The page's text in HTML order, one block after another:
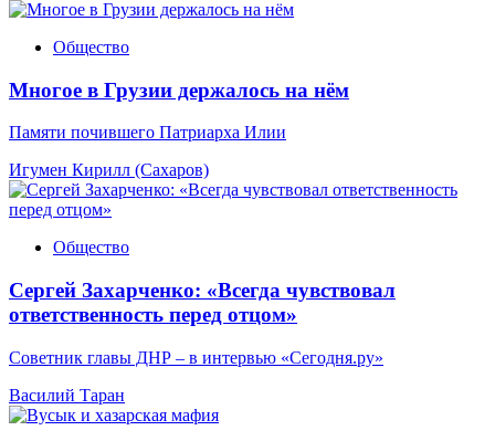
Общество
Многое в Грузии держалось на нём
Памяти почившего Патриарха Илии
Игумен Кирилл (Сахаров)
Общество
Сергей Захарченко: «Всегда чувствовал
ответственность перед отцом»
Советник главы ДНР – в интервью «Сегодня.ру»
Василий Таран